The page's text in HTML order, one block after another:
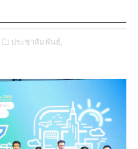
ประชาสัมพันธ์,